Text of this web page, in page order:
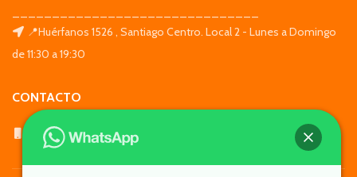
📍Huérfanos 1526 , Santiago Centro. Local 2 - Lunes a Domingo
de 11:30 a 19:30
CONTACTO
WhatsApp: +569 7564 4676